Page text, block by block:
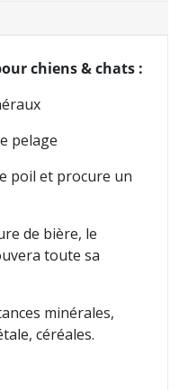
chiens & chats :
pelage
poil et procure un
de bière, le
toute sa
minérales,
céréales.